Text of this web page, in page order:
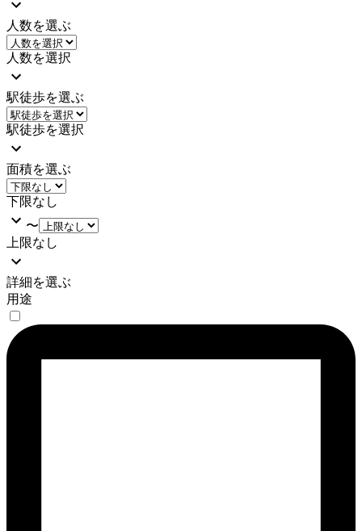
人数を選ぶ
人数を選択
駅徒歩を選ぶ
駅徒歩を選択
面積を選ぶ
下限なし
〜
上限なし
詳細を選ぶ
用途